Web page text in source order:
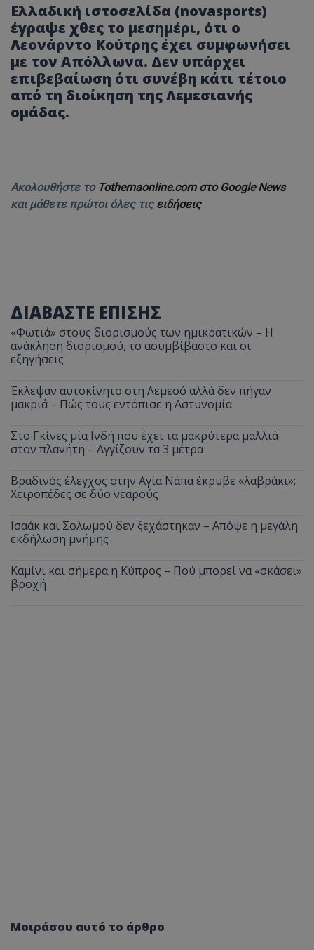
Ελλαδική ιστοσελίδα (novasports)
έγραψε χθες το μεσημέρι, ότι ο
Λεονάρντο Κούτρης έχει συμφωνήσει
με τον Απόλλωνα. Δεν υπάρχει
επιβεβαίωση ότι συνέβη κάτι τέτοιο
από τη διοίκηση της Λεμεσιανής
ομάδας.
Ακολουθήστε το Tothemaonline.com στο Google News
και μάθετε πρώτοι όλες τις ειδήσεις
ΔΙΑΒΑΣΤΕ ΕΠΙΣΗΣ
«Φωτιά» στους διορισμούς των ημικρατικών – Η
ανάκληση διορισμού, το ασυμβίβαστο και οι
εξηγήσεις
Έκλεψαν αυτοκίνητο στη Λεμεσό αλλά δεν πήγαν
μακριά – Πώς τους εντόπισε η Αστυνομία
Στο Γκίνες μία Ινδή που έχει τα μακρύτερα μαλλιά
στον πλανήτη – Αγγίζουν τα 3 μέτρα
Βραδινός έλεγχος στην Αγία Νάπα έκρυβε «λαβράκι»:
Χειροπέδες σε δύο νεαρούς
Ισαάκ και Σολωμού δεν ξεχάστηκαν – Απόψε η μεγάλη
εκδήλωση μνήμης
Καμίνι και σήμερα η Κύπρος – Πού μπορεί να «σκάσει»
βροχή
Μοιράσου αυτό το άρθρο